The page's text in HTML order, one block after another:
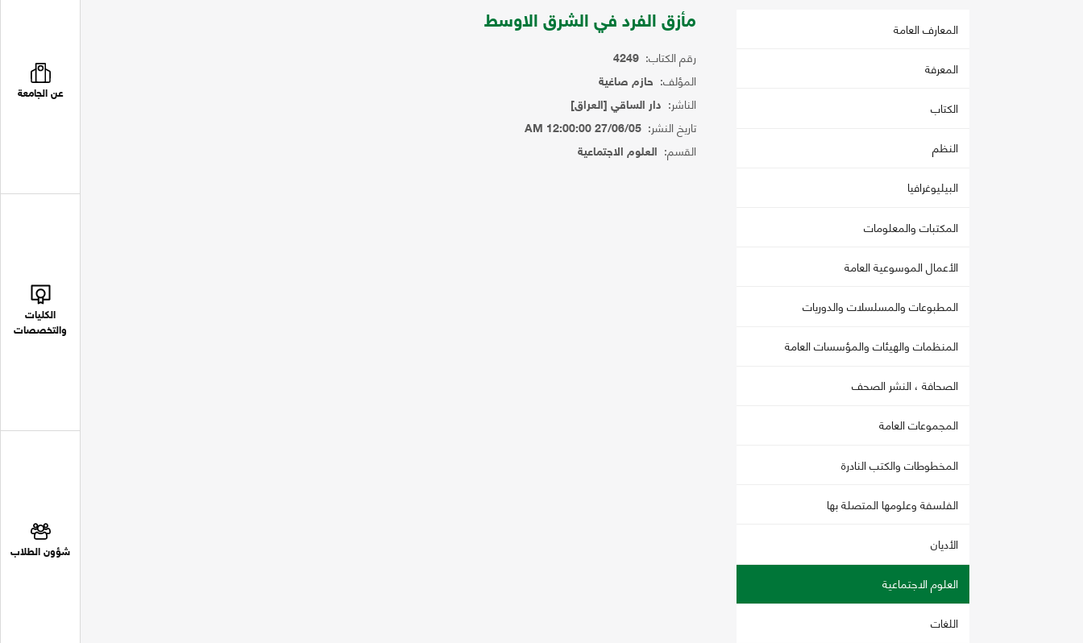
عن الجامعة
الكليات
والتخصصات
شؤون الطلاب
المعارف العامة
المعرفة
الكتاب
النظم
البيليوغرافيا
المكتبات والمعلومات
الأعمال الموسوعية العامة
المطبوعات والمسلسلات والدوريات
المنظمات والهيئات والمؤسسات العامة
الصحافة ، النشر الصحف
المجموعات العامة
المخطوطات والكتب النادرة
الفلسفة وعلومها المتصلة بها
الأديان
العلوم الاجتماعية
اللغات
مأزق الفرد في الشرق الاوسط
رقم الكتاب: 4249
المؤلف: حازم صاغية
الناشر: دار الساقي [العراق]
تاريخ النشر: 27/06/05 12:00:00 AM
القسم: العلوم الاجتماعية